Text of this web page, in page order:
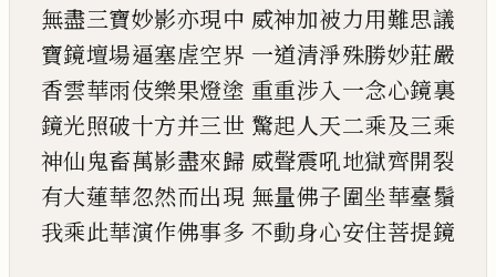
無盡三寶妙影亦現中 威神加被力用難思議
寶鏡壇場逼塞虗空界 一道清淨殊勝妙莊嚴
香雲華雨伎樂果燈塗 重重涉入一念心鏡裏
鏡光照破十方并三世 驚起人天二乘及三乘
神仙鬼畜萬影盡來歸 威聲震吼地獄齊開裂
有大蓮華忽然而出現 無量佛子圍坐華臺鬚
我乘此華演作佛事多 不動身心安住菩提鏡